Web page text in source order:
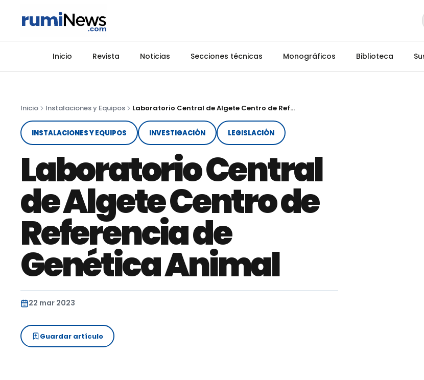
Inicio Revista Noticias Secciones técnicas Monográficos Biblioteca
Inicio Instalaciones y Equipos Laboratorio Central de Algete Centro de Referencia de Genética Animal
INSTALACIONES Y EQUIPOS INVESTIGACIÓN LEGISLACIÓN
Laboratorio Central
de Algete Centro de
Referencia de
Genética Animal
22 mar 2023
Guardar artículo